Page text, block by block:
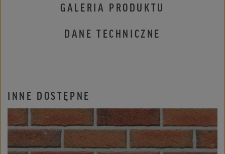
GALERIA PRODUKTU
DANE TECHNICZNE
INNE DOSTĘPNE